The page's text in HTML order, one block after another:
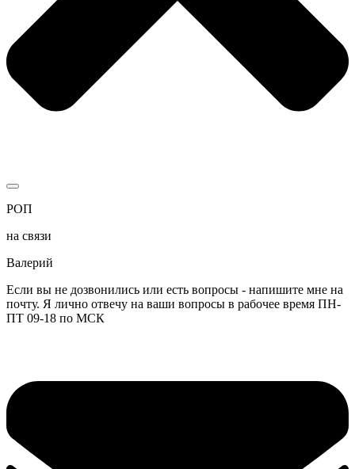
РОП
на связи
Валерий
Если вы не дозвонились или есть вопросы - напишите мне на
почту. Я лично отвечу на ваши вопросы в рабочее время ПН-
ПТ 09-18 по МСК